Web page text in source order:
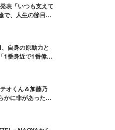
表「いつも支えて
で、人生の節目を
自身の原動力と
1番身近で1番偉大
オくん＆加藤乃
かに非があったわ